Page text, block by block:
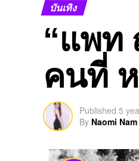
บันเทิง
“แพท
คนที่
Published 5
By Naomi Nam